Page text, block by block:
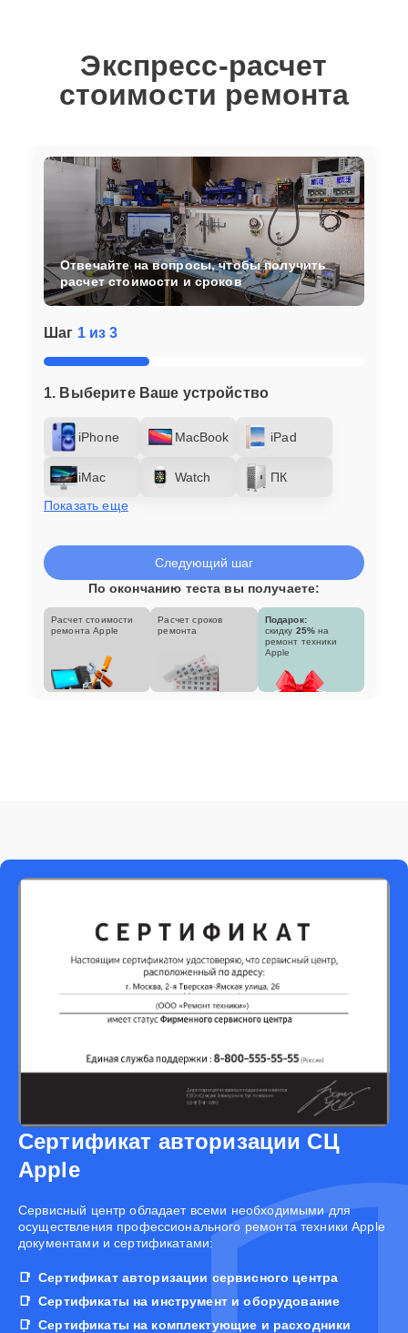
Экспресс-расчет
стоимости ремонта
Шаг 1 из 3
1. Выберите Ваше устройство
iPhone MacBook iPad
iMac Watch
ПК
Показать еще
Отвечайте на вопросы, чтобы получить
расчет стоимости и сроков
Следующий шаг
По окончанию теста вы получаете:
Расчет стоимости
ремонта Apple
Расчет сроков
ремонта
Подарок:
скидку 25% на
ремонт техники
Apple
Сертификат авторизации СЦ
Apple
Cервисный центр обладает всеми необходимыми для
осуществления профессионального ремонта техники Apple
документами и сертификатами:
Сертификат авторизации сервисного центра
Сертификаты на инструмент и оборудование
Сертификаты на комплектующие и расходники